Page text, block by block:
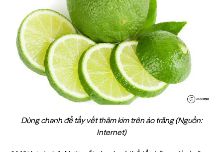
Dùng chanh để tẩy vết thâm kim trên áo trắng (Nguồn:
Internet)